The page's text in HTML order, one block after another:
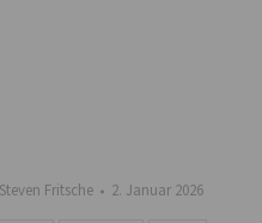
Steven Fritsche
2. Januar 2026